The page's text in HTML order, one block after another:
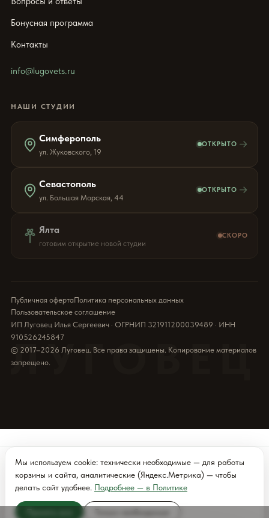
Бонусная программа
Контакты
info@lugovets.ru
НАШИ СТУДИИ
Симферополь
ул. Жуковского, 19
ОТКРЫТО →
Севастополь
ул. Большая Морская, 44
ОТКРЫТО →
Ялта
готовим открытие новой студии
СКОРО
Публичная офертаПолитика персональных данных
Пользовательское соглашение
ИП Луговец Илья Сергеевич · ОГРНИП 321911200039489 · ИНН
910526245847
© 2017–2026 Луговец. Все права защищены. Копирование материалов
запрещено.
ЛУГОВЕЦ
НАШИ ФИЛИАЛЫ
Севастополь Симферополь Ялта (Скоро)
Мы используем cookie: технически необходимые — для работы
корзины и сайта, аналитические (Яндекс.Метрика) — чтобы
делать сайт удобнее. Подробнее — в Политике